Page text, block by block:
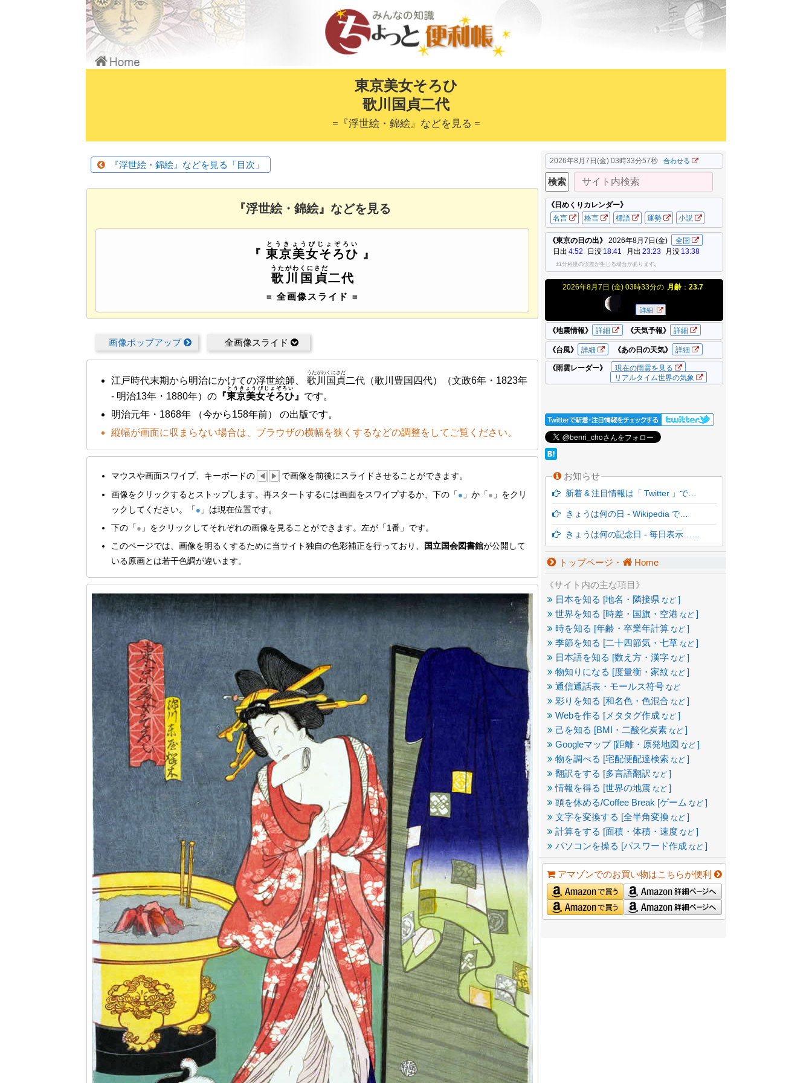
東京美女そろひ
歌川国貞二代
=『浮世絵・錦絵』などを見る =
『浮世絵・錦絵』などを見る「目次」
『浮世絵・錦絵』などを見る
『 東京美女そろひ
とうきょうびじょぞろい
』
歌川国貞
うたがわくにさだ
二代
= 全画像スライド =
画像ポップアップ 全画像スライド
江戸時代末期から明治にかけての浮世絵師、 歌川国貞
うたがわくにさだ
二代（歌川豊国四代）（文政6年・1823年
- 明治13年・1880年）の 『東京美女そろひ
とうきょうびじょぞろい
』 です。
明治元年・1868年 （今から158年前） の出版です。
縦幅が画面に収まらない場合は、ブラウザの横幅を狭くするなどの調整をしてご覧ください。
マウスや画面スワイプ、キーボードの ◀ ▶
で画像を前後にスライドさせることができます。
画像をクリックするとストップします。再スタートするには画面をスワイプするか、下の「 ● 」か「 ● 」をクリ
ックしてください。「 ● 」は現在位置です。
下の「 ● 」をクリックしてそれぞれの画像を見ることができます。左が「1番」です。
このページでは、画像を明るくするために当サイト独自の色彩補正を行っており、
国立国会図書館が公開して
いる原画とは若干色調が違います。
2026年8月7日(金) 03時33分59秒 合わせる
お知らせ
新着 & 注目情報は「 Twitter 」で…
きょうは何の日 - Wikipedia で…
きょうは何の記念日 - 毎日表示……
トップページ・ Home
《サイト内の主な項目》
日本を知る [地名・隣接県 など ]
世界を知る [時差・国旗・空港 など ]
時を知る [年齢・卒業年計算 など ]
季節を知る [二十四節気・七草 など ]
日本語を知る [数え方・漢字 など ]
物知りになる [度量衡・家紋 など ]
通信通話表・モールス符号 など
彩りを知る [和名色・色混合 など ]
Webを作る [メタタグ作成 など ]
己を知る [BMI・二酸化炭素 など ]
Googleマップ [距離・原発地図 など ]
物を調べる [宅配便配達検索 など ]
翻訳をする [多言語翻訳 など ]
情報を得る [世界の地震 など ]
頭を休める/Coffee Break [ゲーム など ]
文字を変換する [全半角変換 など ]
計算をする [面積・体積・速度 など ]
パソコンを操る [パスワード作成 など ]
アマゾンでのお買い物はこちらが便利